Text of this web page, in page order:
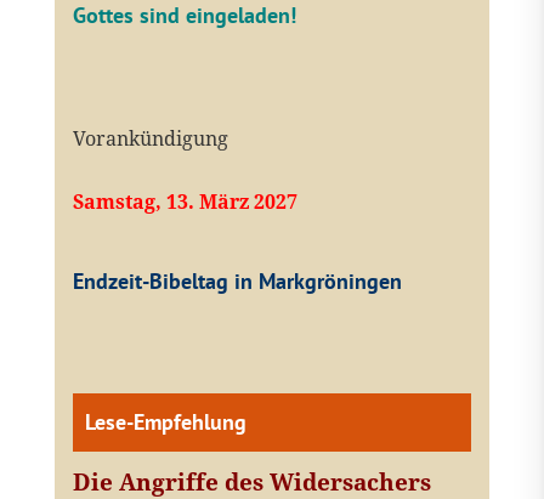
Gottes sind eingeladen!
Vorankündigung
Samstag, 13. März 2027
Endzeit-Bibeltag in Markgröningen
Lese-Empfehlung
Die Angriffe des Widersachers